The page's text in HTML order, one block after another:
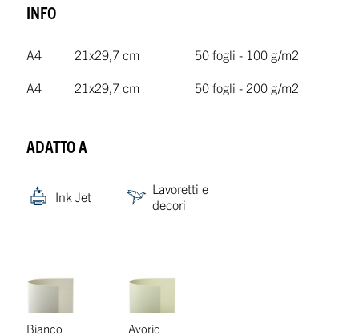
INFO
A4 21x29,7 cm 50 fogli - 100 g/m2
A4 21x29,7 cm 50 fogli - 200 g/m2
ADATTO A
Ink Jet
Lavoretti e
decori
Bianco Avorio